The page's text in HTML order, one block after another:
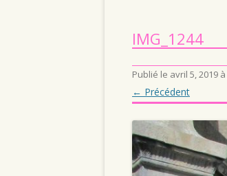
IMG_1244
Publié le avril 5, 2019 à
← Précédent